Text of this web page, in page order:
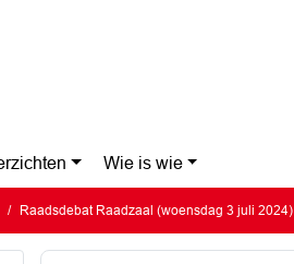
Wie is wie
Raadsdebat Raadzaal (woensdag 3 juli 2024)